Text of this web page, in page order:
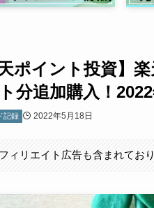
天ポイント投資】
分追加購入！
記録 2022年5月18日
ィリエイト広告も含まれており